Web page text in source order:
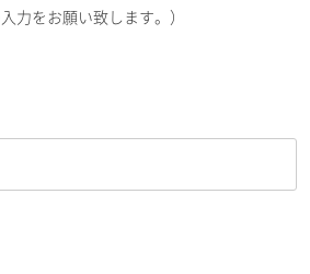
力をお願い致します。）